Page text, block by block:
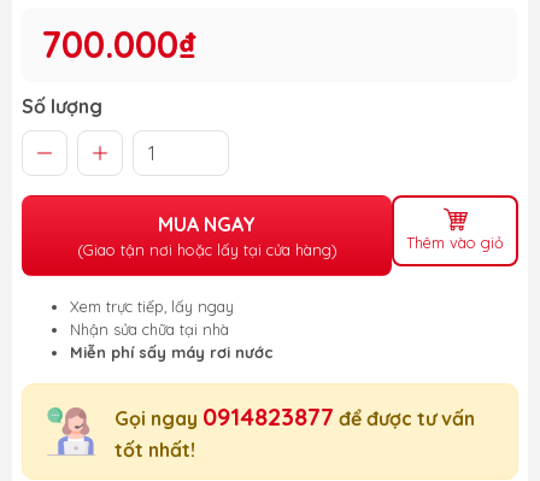
700.000₫
Số lượng
MUA NGAY
(Giao tận nơi hoặc lấy tại cửa hàng) Thêm vào giỏ
Xem trực tiếp, lấy ngay
Nhận sửa chữa tại nhà
Miễn phí sấy máy rơi nước
Gọi ngay 0914823877 để được tư vấn
tốt nhất!